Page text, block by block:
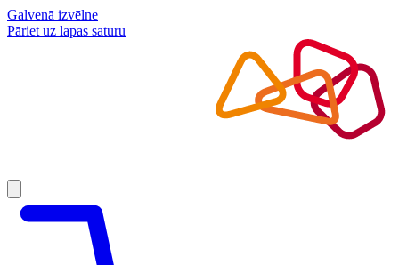
Galvenā izvēlne
Pāriet uz lapas saturu